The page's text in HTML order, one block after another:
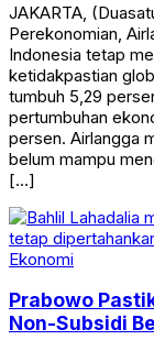
JAKARTA,
Perekonomian,
Indonesia tetap
ketidakpastian
tumbuh 5,29
pertumbuhan
persen. Airlangga
belum mampu
[…]
Ekonomi
Prabowo
Non-Subsidi